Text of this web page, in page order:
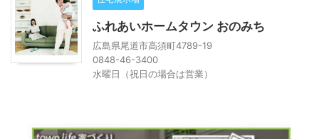
ふれあいホームタウン おのみち
広島県尾道市高須町4789-19
0848-46-3400
水曜日（祝日の場合は営業）